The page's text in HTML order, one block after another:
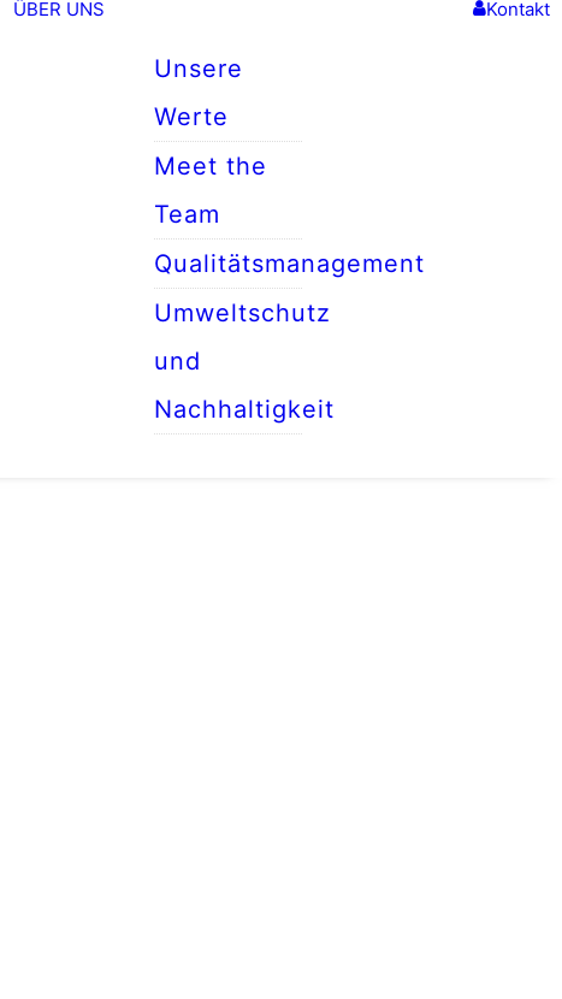
ÜBER UNS
Unsere
Werte
Meet the
Team
Qualitätsmanagement
Umweltschutz
und
Nachhaltigkeit
Kontakt